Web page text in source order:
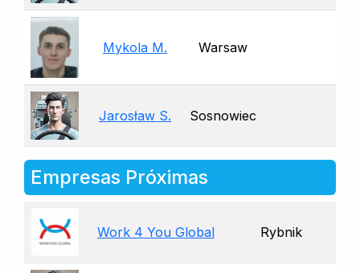
Mykola M. Warsaw
Jarosław S. Sosnowiec
Empresas Próximas
Work 4 You Global Rybnik